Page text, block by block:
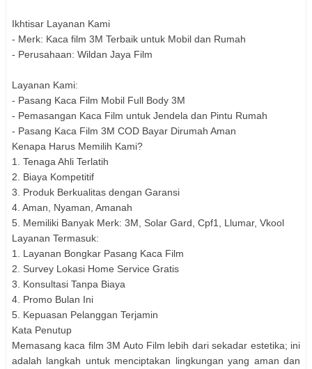
Ikhtisar Layanan Kami
- Merk: Kaca film 3M Terbaik untuk Mobil dan Rumah
- Perusahaan: Wildan Jaya Film
Layanan Kami:
- Pasang Kaca Film Mobil Full Body 3M
- Pemasangan Kaca Film untuk Jendela dan Pintu Rumah
- Pasang Kaca Film 3M COD Bayar Dirumah Aman
Kenapa Harus Memilih Kami?
1. Tenaga Ahli Terlatih
2. Biaya Kompetitif
3. Produk Berkualitas dengan Garansi
4. Aman, Nyaman, Amanah
5. Memiliki Banyak Merk: 3M, Solar Gard, Cpf1, Llumar, Vkool
Layanan Termasuk:
1. Layanan Bongkar Pasang Kaca Film
2. Survey Lokasi Home Service Gratis
3. Konsultasi Tanpa Biaya
4. Promo Bulan Ini
5. Kepuasan Pelanggan Terjamin
Kata Penutup
Memasang kaca film 3M Auto Film lebih dari sekadar estetika; ini
adalah langkah untuk menciptakan lingkungan yang aman dan